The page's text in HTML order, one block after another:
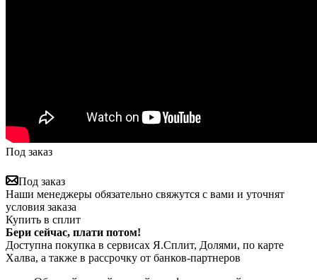
Под заказ
Под заказ
Наши менеджеры обязательно свяжутся с вами и уточнят
условия заказа
Купить в сплит
Бери сейчас, плати потом!
Доступна покупка в сервисах Я.Сплит, Долями, по карте
Халва, а также в рассрочку от банков-партнеров